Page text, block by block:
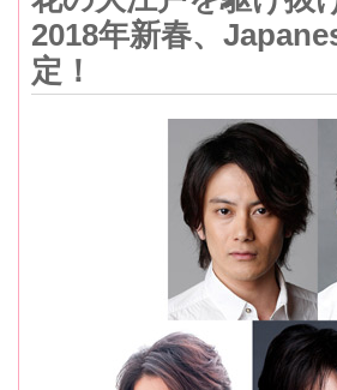
2018年新春、
定！